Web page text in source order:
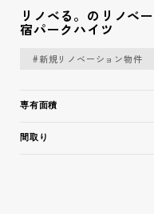
リノベる。のリノベ
宿パークハイツ
#新規リノベーション物件
専有面積
間取り